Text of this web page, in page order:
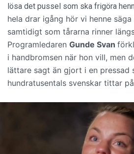
lösa det pussel som ska frigöra
hela drar igång hör vi henne
samtidigt som tårarna rinner
Programledaren Gunde Svan
i handbromsen när hon vill, men
lättare sagt än gjort i en pressad
hundratusentals svenskar tittar